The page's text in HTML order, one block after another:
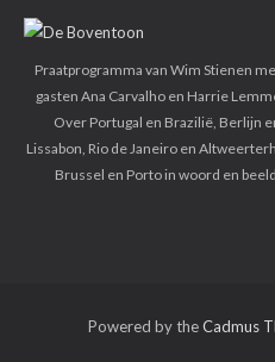
Praatprogramma van Wim Stienen
gasten Ana Carvalho en Harrie
Over Portugal en Brazilië, Berlijn
Lissabon, Rio de Janeiro en
Brussel en Porto in woord en
Powered by theCadmus